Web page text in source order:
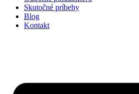
Skutočné príbehy
Blog
Kontakt